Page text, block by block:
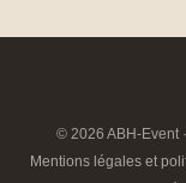
© 2026 ABH-Event
Mentions légales et